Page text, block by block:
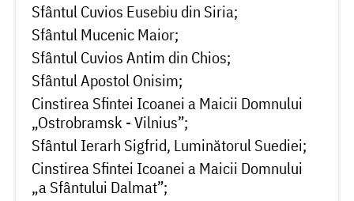
Sfântul Cuvios Eusebiu din Siria
Sfântul Mucenic Maior
Sfântul Cuvios Antim din Chios
Sfântul Apostol Onisim
Cinstirea Sfintei Icoanei a Maicii Domnului
„Ostrobramsk - Vilnius”
Sfântul Ierarh Sigfrid, Luminătorul Suediei
Cinstirea Sfintei Icoanei a Maicii Domnului
„a Sfântului Dalmat”